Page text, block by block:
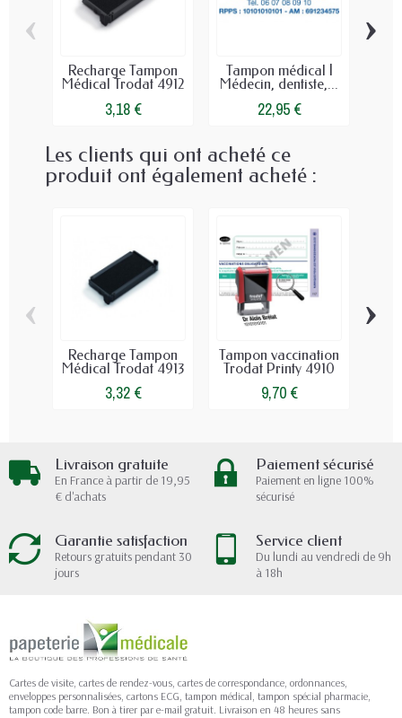
Recharge Tampon
Médical Trodat 4912
3,18 €
Tampon médical |
Médecin, dentiste,...
22,95 €
‹ ›
Les clients qui ont acheté ce
produit ont également acheté :
Recharge Tampon
Médical Trodat 4913
3,32 €
Tampon vaccination
Trodat Printy 4910
pour...
9,70 €
‹ ›
Livraison gratuite
En France à partir de 19,95
€ d'achats
Paiement sécurisé
Paiement en ligne 100%
sécurisé
Garantie satisfaction
Retours gratuits pendant 30
jours
Service client
Du lundi au vendredi de 9h
à 18h
Cartes de visite, cartes de rendez-vous, cartes de correspondance, ordonnances,
enveloppes personnalisées, cartons ECG, tampon médical, tampon spécial pharmacie,
tampon code barre. Bon à tirer par e-mail gratuit. Livraison en 48 heures sans